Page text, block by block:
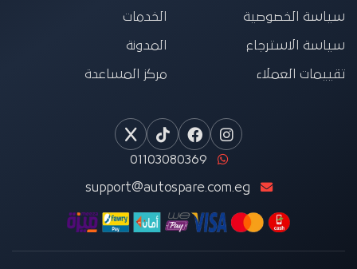
سياسة الخصوصية
سياسة الاسترجاع
تقييمات العملاء
الخدمات
المدونة
مركز المساعدة